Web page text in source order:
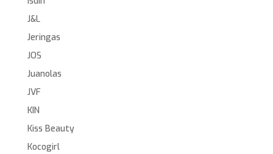
J&L
Jeringas
JOS
Juanolas
JVF
KIN
Kiss Beauty
Kocogirl